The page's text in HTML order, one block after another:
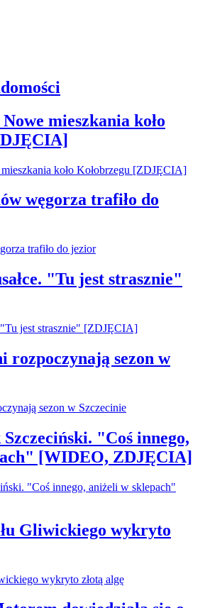
mieszkania koło
węgorza trafiło do
"Tu jest strasznie"
rozpoczynają sezon w
"Coś innego,
[WIDEO, ZDJĘCIA]
Gliwickiego wykryto